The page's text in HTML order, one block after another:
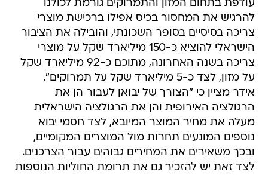
עודפת בתחום המזון והתמרוקים גורמת לכולנו
להרגיש את המחסור בכיס אפילו ברכישת מוצרי
צריכה בסיסיים בסופר השכונתי, והובילה את הציבור
הישראלי להוציא כ-150 מיליארד שקל על מוצרי
צריכה בשנה האחרונה, מתוכם כ-92 מיליארד שקל
על מזון, לצד כ-5 מיליארד שקל על תמרוקים".
אידר מציין כי "הצורך של יבואן לעבור הן את
הרגולציה האירופית והן את הרגולציה הישראלית
מעלה את מחיר המוצר המיובא, לצד חסמי יבוא
נוספים המונעים תחרות מול המוצרים המקומיים,
ובכך משאירים את המחירים גבוהים עבור הצרכנים.
לצד זאת יש להזכיר גם את תרומת החוליות הנוספות